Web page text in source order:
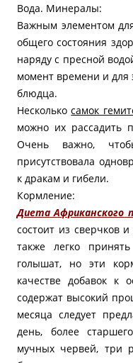
Вода. Минералы:
Важным элементом
общего состояния
наряду с пресной
момент времени и для
блюдца.
Несколькосамок
можно их рассадить
Очень важно,
присутствовала
к дракам и гибели.
Кормление:
Диета Африканского
состоит из сверчков
также легко
голышат, но эти
качестве добавок к
содержат высокий
месяца следует
день, более
мучных червей, три